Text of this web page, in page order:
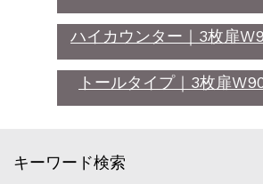
ハイカウンター｜3枚扉
トールタイプ｜3枚扉
キーワード検索